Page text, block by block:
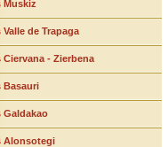
Muskiz
de Trapaga
Ciervana - Zierbena
Basauri
Galdakao
Alonsotegi